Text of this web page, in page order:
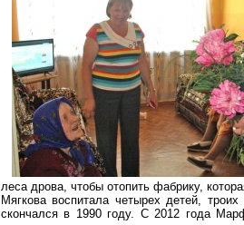
леса дрова, чтобы отопить фабрику,
Мягкова воспитала четырех детей,
скончался в 1990 году. С 2012 года